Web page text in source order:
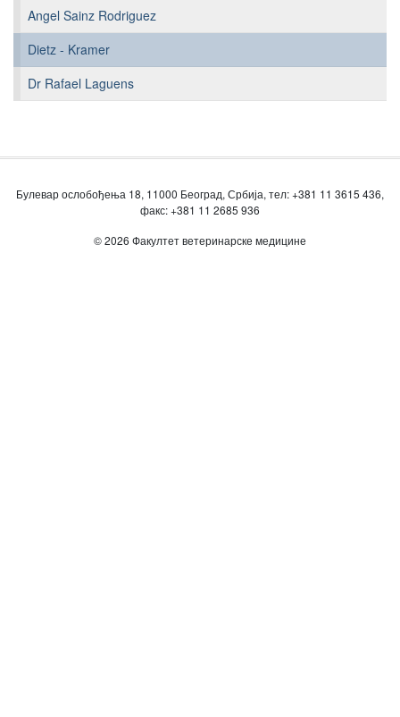
Angel Sainz Rodriguez
Dietz - Kramer
Dr Rafael Laguens
Булевар ослобођења 18, 11000 Београд, Србија, тел: +381 11 3615 436,
факс: +381 11 2685 936
© 2026 Факултет ветеринарске медицине